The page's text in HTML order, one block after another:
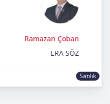
Ramazan Çoban
ERA SÖZ
Satılık